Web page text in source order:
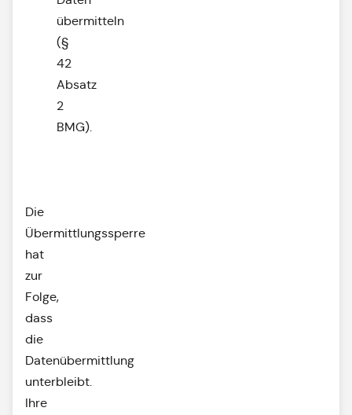
übermitteln
(§
42
Absatz
2
BMG).
Die
Übermittlungssperre
hat
zur
Folge,
dass
die
Datenübermittlung
unterbleibt.
Ihre